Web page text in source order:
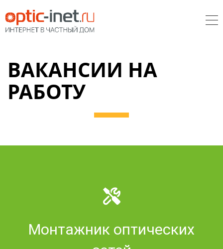
ВАКАНСИИ НА
РАБОТУ
Монтажник оптических